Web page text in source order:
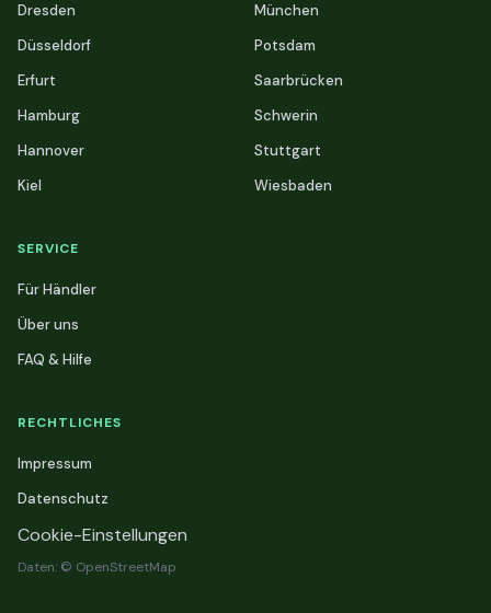
Dresden
Düsseldorf
Erfurt
Hamburg
Hannover
Kiel
München
Potsdam
Saarbrücken
Schwerin
Stuttgart
Wiesbaden
SERVICE
Für Händler
Über uns
FAQ & Hilfe
RECHTLICHES
Impressum
Datenschutz
Cookie-Einstellungen
Daten: © OpenStreetMap